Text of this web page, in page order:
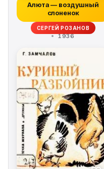
Алюта — воздушный
слоненок
СЕРГЕЙ РОЗАНОВ
1936